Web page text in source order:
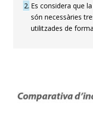
2 Es considera que
són necessàries
utilitzades de